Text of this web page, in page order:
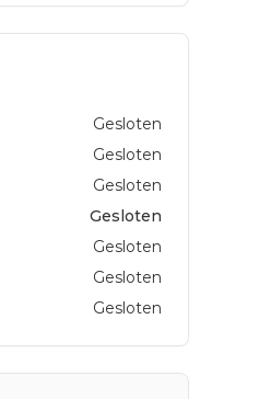
Gesloten
Gesloten
Gesloten
Gesloten
Gesloten
Gesloten
Gesloten